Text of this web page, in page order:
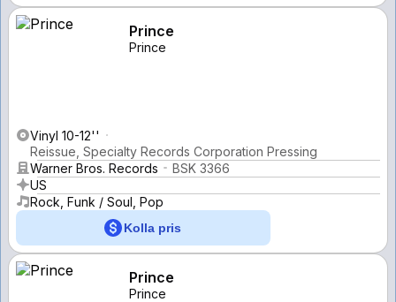
Prince
Prince
Vinyl 10-12''
Reissue, Specialty Records Corporation Pressing
Warner Bros. Records
BSK 3366
US
Rock, Funk / Soul, Pop
Kolla pris
Prince
Prince